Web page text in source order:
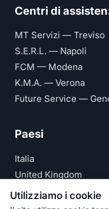
Centri di
MT Servizi — Treviso
S.E.R.L. — Napoli
FCM — Modena
K.M.A. — Verona
Future Service —
Paesi
Italia
United Kingdom
Deutschland
España
Utilizziamo i cookie